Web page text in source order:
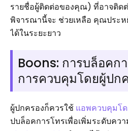
รายชื่อผู้ติดต่อของคุณ) ที่อาจติด
พิจารณานี้จะ ช่วยเหลือ คุณประ
ได้ในระยะยาว
Boons: การบล็อคก
การควบคุมโดยผู้ปก
ผู้ปกครองก็ควรใช้ แอพควบคุมโ
ปบล็อคการโทรเพื่อเพิ่มระดับคว